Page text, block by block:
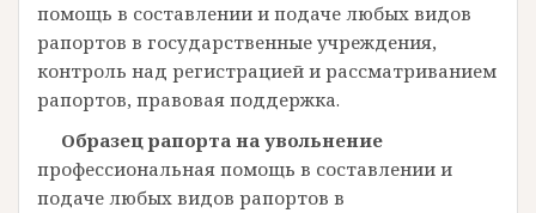
помощь в составлении и подаче любых видов
рапортов в государственные учреждения,
контроль над регистрацией и рассматриванием
рапортов, правовая поддержка.
Образец рапорта на увольнение
профессиональная помощь в составлении и
подаче любых видов рапортов в